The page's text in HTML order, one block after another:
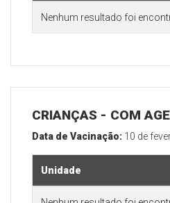
Nenhum resultado foi
CRIANÇAS - COM
Data de Vacinação: 10 de
Unidade